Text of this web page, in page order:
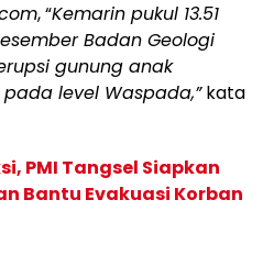
, “Kemarin pukul 13.51
Badan Geologi
gunung anak
level Waspada,”kata
PMI Tangsel Siapkan
Bantu Evakuasi Korban